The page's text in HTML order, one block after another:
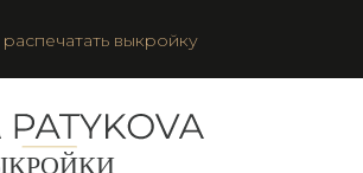
распечатать выкройку